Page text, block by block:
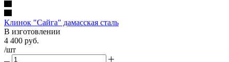
Клинок "Сайга" дамасская сталь
В изготовлении
4 400 руб.
/шт